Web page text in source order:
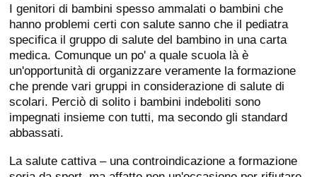
I genitori di bambini spesso ammalati o bambini che
hanno problemi certi con salute sanno che il pediatra
specifica il gruppo di salute del bambino in una carta
medica. Comunque un po' a quale scuola là è
un'opportunità di organizzare veramente la formazione
che prende vari gruppi in considerazione di salute di
scolari. Perciò di solito i bambini indeboliti sono
impegnati insieme con tutti, ma secondo gli standard
abbassati.
La salute cattiva – una controindicazione a formazione